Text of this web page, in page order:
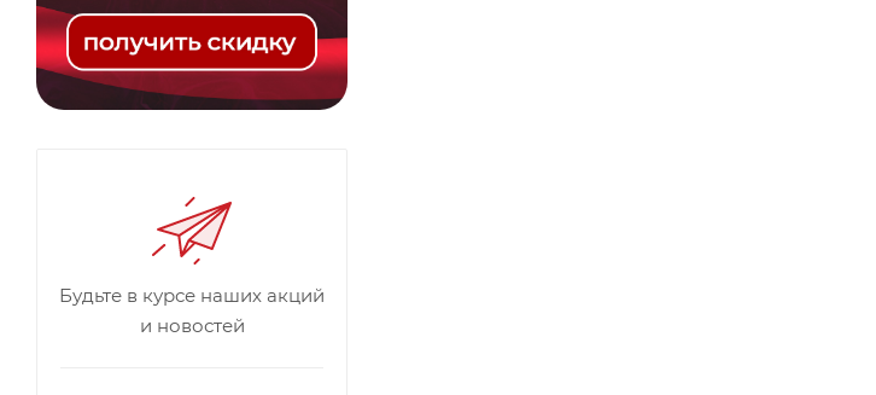
Будьте в курсе наших акций
и новостей